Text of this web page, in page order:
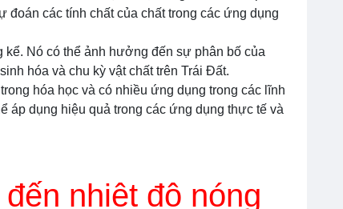
các tính chất của chất trong các ứng dụng
Nó có thể ảnh hưởng đến sự phân bố của
hóa và chu kỳ vật chất trên Trái Đất.
hóa học và có nhiều ứng dụng trong các lĩnh
áp dụng hiệu quả trong các ứng dụng thực tế và
nhiệt độ nóng